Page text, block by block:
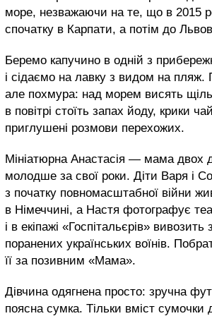
море, незважаючи на те, що в 2015
спочатку в Карпати, а потім до
Беремо капучино в одній з
і сідаємо на лавку з видом на пляж.
але похмура: над морем висять
в повітрі стоїть запах йоду, крики
приглушені розмови перехожих.
Мініатюрна Анастасія — мама двох
молодше за свої роки. Діти Варя і
з початку повномасштабної війни
в Німеччині, а Настя фотографує
і в екіпажі «Госпітальєрів» вивозить
поранених українських воїнів.
її за позивним «Мама».
Дівчина одягнена просто: зручна
поясна сумка. Тільки вміст сумочки